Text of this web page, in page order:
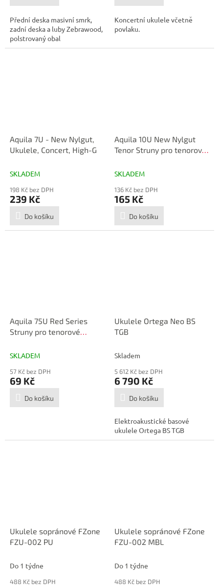
Přední deska masivní smrk,
zadní deska a luby Zebrawood,
polstrovaný obal
Koncertní ukulele včetně
povlaku.
Aquila 7U - New Nylgut,
Ukulele, Concert, High-G
SKLADEM
198 Kč bez DPH
239 Kč
Do košíku
Aquila 10U New Nylgut
Tenor Struny pro tenorové
SKLADEM
136 Kč bez DPH
165 Kč
Do košíku
Aquila 75U Red Series
Struny pro tenorové
SKLADEM
57 Kč bez DPH
69 Kč
Do košíku
Ukulele Ortega Neo BS
TGB
Skladem
5 612 Kč bez DPH
6 790 Kč
Do košíku
Elektroakustické basové
ukulele Ortega BS TGB
Ukulele sopránové FZone
FZU-002 PU
Do 1 týdne
488 Kč bez DPH
Ukulele sopránové FZone
FZU-002 MBL
Do 1 týdne
488 Kč bez DPH